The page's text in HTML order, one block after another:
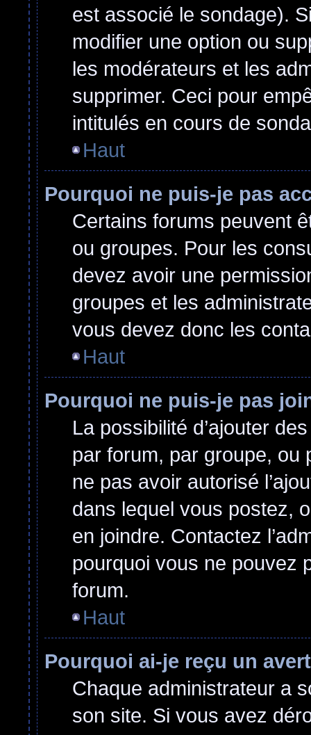
est associé le sondage).
modifier une option ou
les modérateurs et les
supprimer. Ceci pour
intitulés en cours de
Haut
Pourquoi ne puis-je pas
Certains forums peuvent
ou groupes. Pour les
devez avoir une
groupes et les
vous devez donc les
Haut
Pourquoi ne puis-je pas
La possibilité d’ajouter
par forum, par groupe, ou
ne pas avoir autorisé
dans lequel vous postez,
en joindre. Contactez
pourquoi vous ne pouvez
forum.
Haut
Pourquoi ai-je reçu un
Chaque administrateur a
son site. Si vous avez